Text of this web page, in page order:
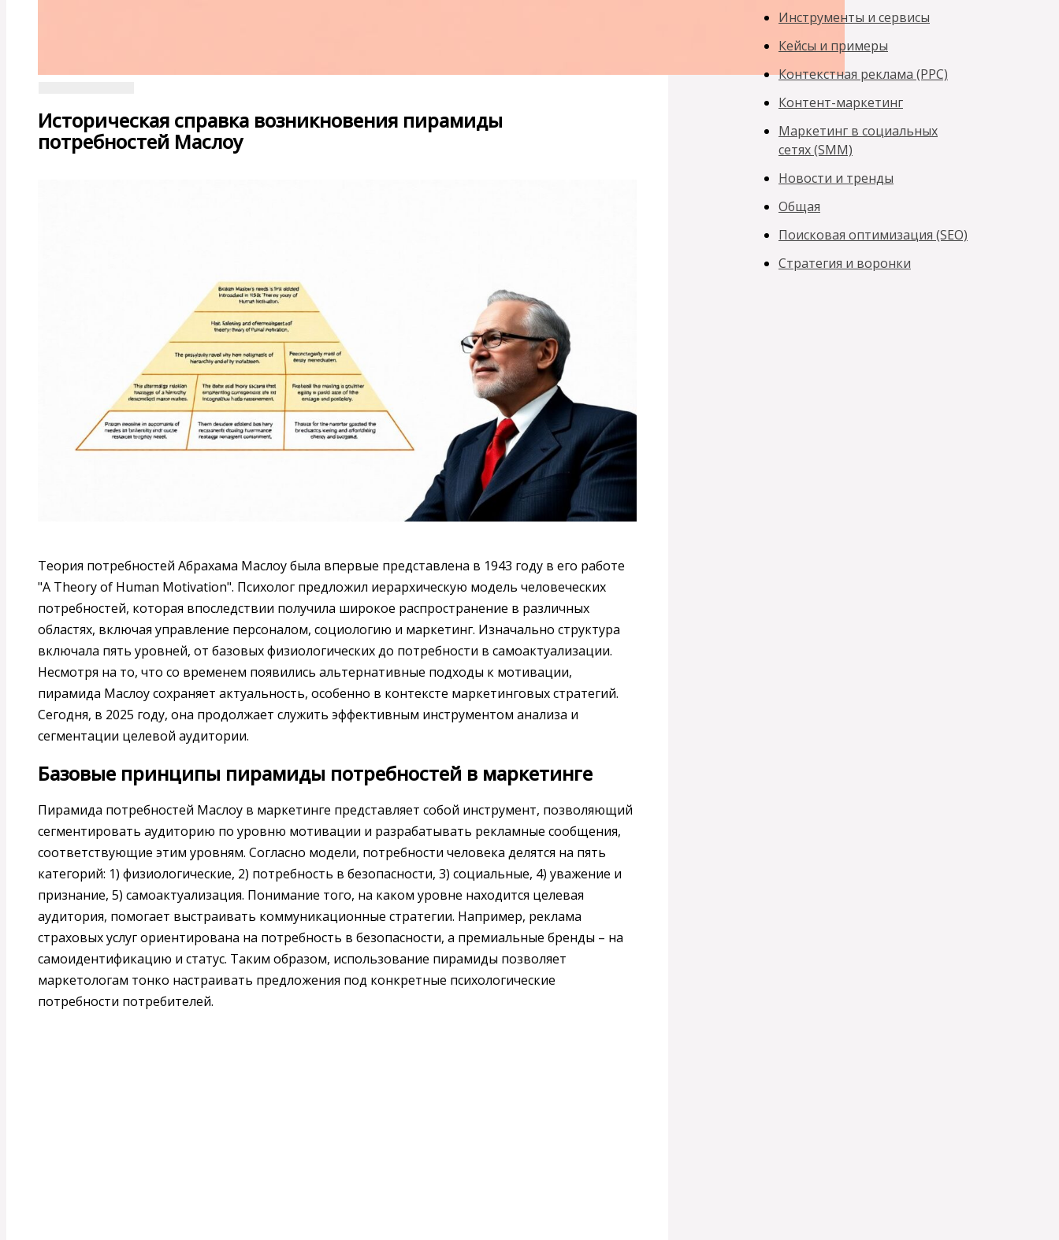
Историческая справка возникновения пирамиды
потребностей Маслоу
Теория потребностей Абрахама Маслоу была впервые представлена в 1943 году в его работе
"A Theory of Human Motivation". Психолог предложил иерархическую модель человеческих
потребностей, которая впоследствии получила широкое распространение в различных
областях, включая управление персоналом, социологию и маркетинг. Изначально структура
включала пять уровней, от базовых физиологических до потребности в самоактуализации.
Несмотря на то, что со временем появились альтернативные подходы к мотивации,
пирамида Маслоу сохраняет актуальность, особенно в контексте маркетинговых стратегий.
Сегодня, в 2025 году, она продолжает служить эффективным инструментом анализа и
сегментации целевой аудитории.
Базовые принципы пирамиды потребностей в маркетинге
Пирамида потребностей Маслоу в маркетинге представляет собой инструмент, позволяющий
сегментировать аудиторию по уровню мотивации и разрабатывать рекламные сообщения,
соответствующие этим уровням. Согласно модели, потребности человека делятся на пять
категорий: 1) физиологические, 2) потребность в безопасности, 3) социальные, 4) уважение и
признание, 5) самоактуализация. Понимание того, на каком уровне находится целевая
аудитория, помогает выстраивать коммуникационные стратегии. Например, реклама
страховых услуг ориентирована на потребность в безопасности, а премиальные бренды – на
самоидентификацию и статус. Таким образом, использование пирамиды позволяет
маркетологам тонко настраивать предложения под конкретные психологические
потребности потребителей.
Инструменты и сервисы
Кейсы и примеры
Контекстная реклама (PPC)
Контент-маркетинг
Маркетинг в социальных
сетях (SMM)
Новости и тренды
Общая
Поисковая оптимизация (SEO)
Стратегия и воронки